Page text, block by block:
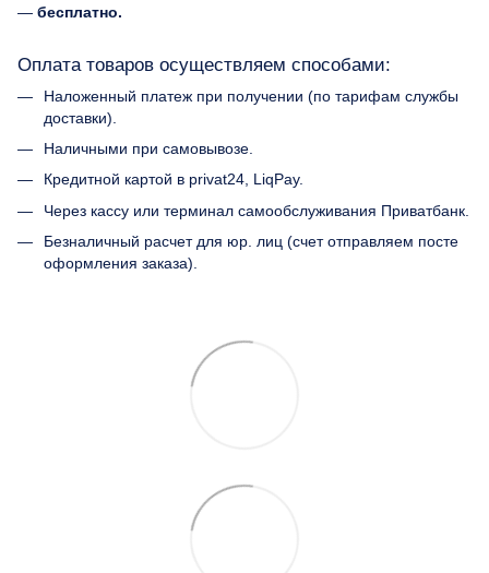
— бесплатно.
Оплата товаров осуществляем способами:
Наложенный платеж при получении (по тарифам службы
доставки).
Наличными при самовывозе.
Кредитной картой в privat24, LiqPay.
Через кассу или терминал самообслуживания Приватбанк.
Безналичный расчет для юр. лиц (счет отправляем посте
оформления заказа).